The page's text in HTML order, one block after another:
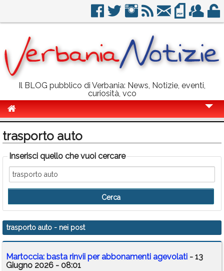
Il BLOG pubblico di Verbania: News, Notizie, eventi,
curiosità, vco
Politica
Sport
Eventi
Info Utili
Rubriche
Calendario
Annunci
trasporto auto
Inserisci quello che vuoi cercare
trasporto auto - nei post
Martoccia: basta rinvii per abbonamenti agevolati - 13
Giugno 2026 - 08:01